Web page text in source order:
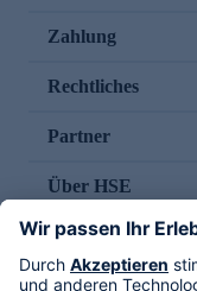
Zahlung
Rechtliches
Partner
Über HSE
Im TV
HSE International